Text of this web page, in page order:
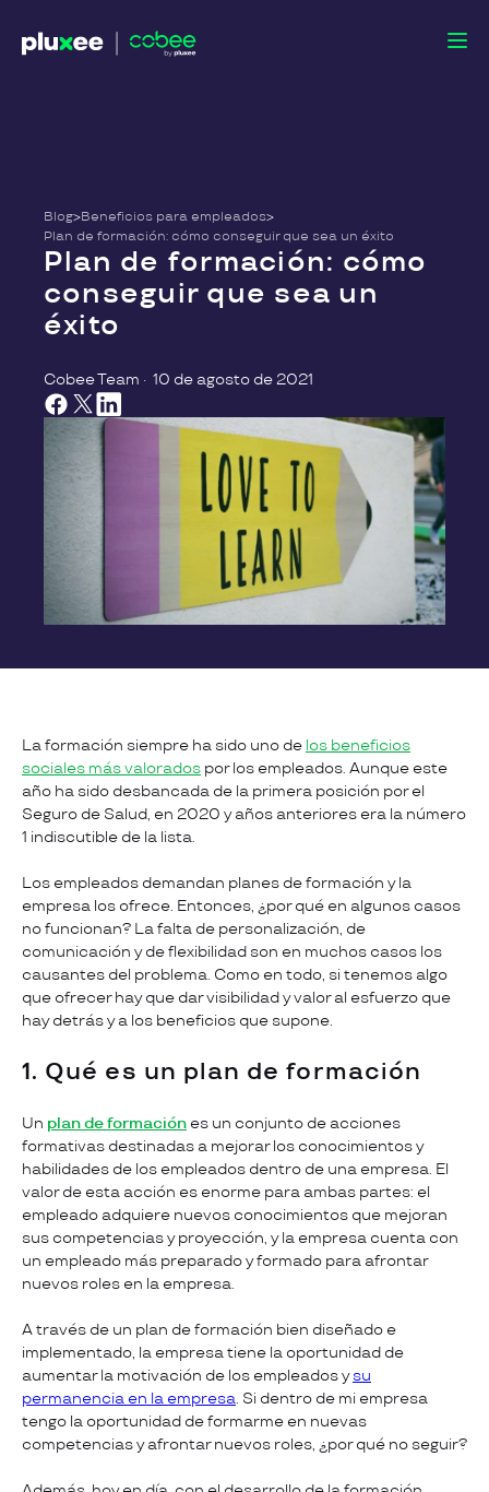
Plan de formación: cómo
conseguir que sea un
éxito
Cobee Team · 10 de agosto de 2021
Blog>Beneficios para empleados>
Plan de formación: cómo conseguir que sea un éxito
La formación siempre ha sido uno de los beneficios
sociales más valorados por los empleados. Aunque este
año ha sido desbancada de la primera posición por el
Seguro de Salud, en 2020 y años anteriores era la número
1 indiscutible de la lista.
Los empleados demandan planes de formación y la
empresa los ofrece. Entonces, ¿por qué en algunos casos
no funcionan? La falta de personalización, de
comunicación y de flexibilidad son en muchos casos los
causantes del problema. Como en todo, si tenemos algo
que ofrecer hay que dar visibilidad y valor al esfuerzo que
hay detrás y a los beneficios que supone.
1. Qué es un plan de formación
Un plan de formación es un conjunto de acciones
formativas destinadas a mejorar los conocimientos y
habilidades de los empleados dentro de una empresa. El
valor de esta acción es enorme para ambas partes: el
empleado adquiere nuevos conocimientos que mejoran
sus competencias y proyección, y la empresa cuenta con
un empleado más preparado y formado para afrontar
nuevos roles en la empresa.
A través de un plan de formación bien diseñado e
implementado, la empresa tiene la oportunidad de
aumentar la motivación de los empleados ysu
permanencia en la empresa. Si dentro de mi empresa
tengo la oportunidad de formarme en nuevas
competencias y afrontar nuevos roles, ¿por qué no seguir?